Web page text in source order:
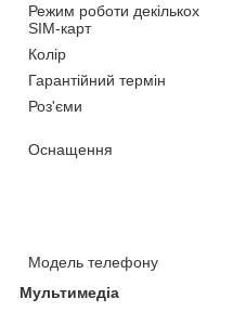
Режим роботи декількох
SIM-карт
Колір
Гарантійний термін
Роз'єми
Оснащення
Модель телефону
Мультимедіа